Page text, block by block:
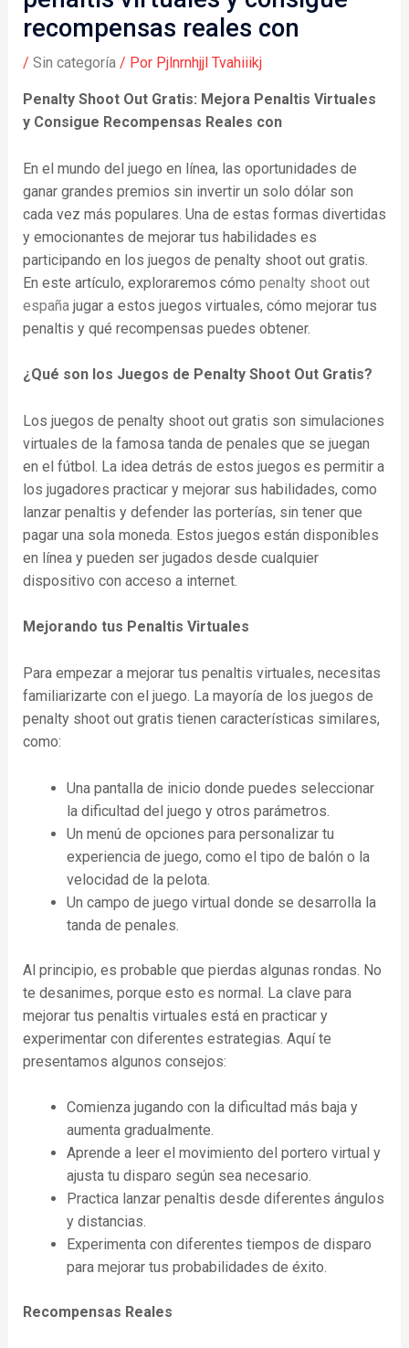
recompensas reales con
/ Sin categoría/ Por Pjlnrnhjjl Tvahiiikj
Penalty Shoot Out Gratis: Mejora Penaltis Virtuales
y Consigue Recompensas Reales con
En el mundo del juego en línea, las oportunidades de
ganar grandes premios sin invertir un solo dólar son
cada vez más populares. Una de estas formas divertidas
y emocionantes de mejorar tus habilidades es
participando en los juegos de penalty shoot out gratis.
En este artículo, exploraremos cómo penalty shoot out
españa jugar a estos juegos virtuales, cómo mejorar tus
penaltis y qué recompensas puedes obtener.
¿Qué son los Juegos de Penalty Shoot Out Gratis?
Los juegos de penalty shoot out gratis son simulaciones
virtuales de la famosa tanda de penales que se juegan
en el fútbol. La idea detrás de estos juegos es permitir a
los jugadores practicar y mejorar sus habilidades, como
lanzar penaltis y defender las porterías, sin tener que
pagar una sola moneda. Estos juegos están disponibles
en línea y pueden ser jugados desde cualquier
dispositivo con acceso a internet.
Mejorando tus Penaltis Virtuales
Para empezar a mejorar tus penaltis virtuales, necesitas
familiarizarte con el juego. La mayoría de los juegos de
penalty shoot out gratis tienen características similares,
como:
Una pantalla de inicio donde puedes seleccionar
la dificultad del juego y otros parámetros.
Un menú de opciones para personalizar tu
experiencia de juego, como el tipo de balón o la
velocidad de la pelota.
Un campo de juego virtual donde se desarrolla la
tanda de penales.
Al principio, es probable que pierdas algunas rondas. No
te desanimes, porque esto es normal. La clave para
mejorar tus penaltis virtuales está en practicar y
experimentar con diferentes estrategias. Aquí te
presentamos algunos consejos:
Comienza jugando con la dificultad más baja y
aumenta gradualmente.
Aprende a leer el movimiento del portero virtual y
ajusta tu disparo según sea necesario.
Practica lanzar penaltis desde diferentes ángulos
y distancias.
Experimenta con diferentes tiempos de disparo
para mejorar tus probabilidades de éxito.
Recompensas Reales